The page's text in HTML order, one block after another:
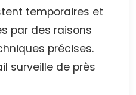
temporaires et
par des raisons
précises.
surveille de près